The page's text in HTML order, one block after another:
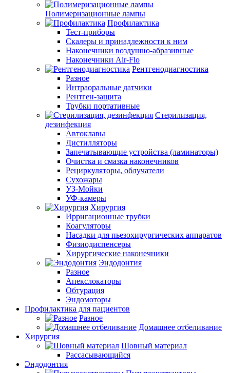
Полимеризационные лампы
Профилактика
Тест-приборы
Скалеры и принадлежности к ним
Наконечники воздушно-абразивные
Наконечники Air-Flo
Рентгенодиагностика
Разное
Интраоральные датчики
Рентген-защита
Трубки портативные
Стерилизация,
дезинфекция
Автоклавы
Дистилляторы
Запечатывающие устройства (ламинаторы)
Очистка и смазка наконечников
Рециркуляторы, облучатели
Сухожары
УЗ-Мойки
УФ-камеры
Хирургия
Ирригационные трубки
Коагуляторы
Насадки для пьезохирургических аппаратов
Физиодиспенсеры
Хирургические наконечники
Эндодонтия
Разное
Апекслокаторы
Обтурация
Эндомоторы
Профилактика для пациентов
Разное
Домашнее отбеливание
Хирургия
Шовный материал
Рассасывающийся
Эндодонтия